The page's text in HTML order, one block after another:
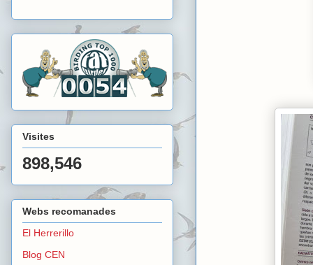
Visites
898,546
Webs recomanades
El Herrerillo
Blog CEN